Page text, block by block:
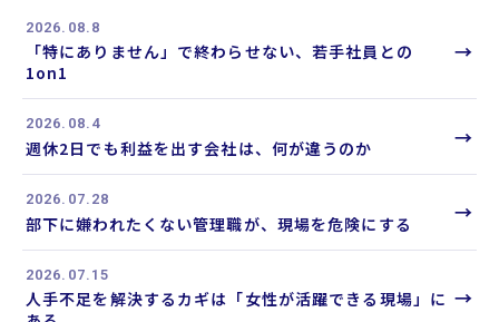
記
事
を
検
索
2026.08.8
「特にありません」で終わらせない、若手社員との
1on1
→
2026.08.4
週休2日でも利益を出す会社は、何が違うのか →
2026.07.28
部下に嫌われたくない管理職が、現場を危険にする →
2026.07.15
人手不足を解決するカギは「女性が活躍できる現場」に →